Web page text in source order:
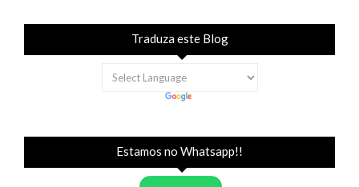
Traduza este Blog
Estamos no Whatsapp!!